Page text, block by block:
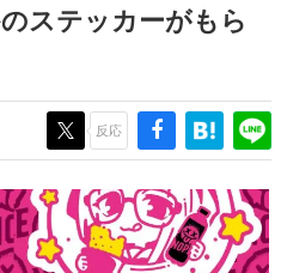
ーム市場を担う若きクリエイター達
たち
受けた作家さんに取材し、ゲームが
業やカルチャーに与えた影響を探る企
ム産業史
ム史における主要なトピック・タイト
発者へのインタビューや識者による
の歴史が一望できる決定版！
ステッカーがもら
反応